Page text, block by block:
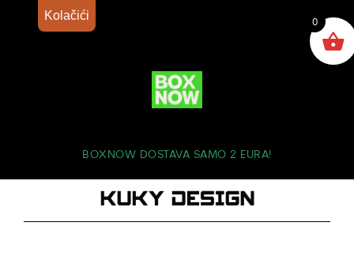
BOXNOW DOSTAVA SAMO 2 EURA!
0
Kolačići